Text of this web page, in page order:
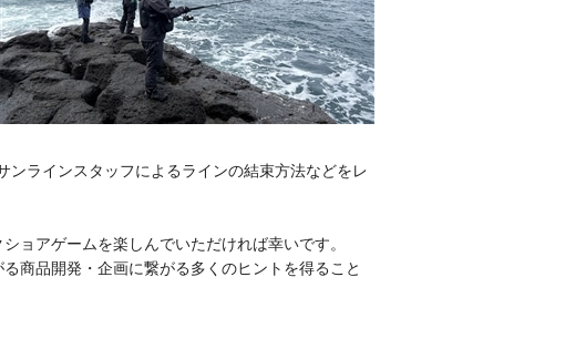
ラインスタッフによるラインの結束方法などをレ
ョアゲームを楽しんでいただければ幸いです。
商品開発・企画に繋がる多くのヒントを得ること